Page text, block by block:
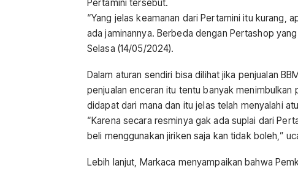
Pertamini tersebut.
“Yang jelas keamanan dari Pertamini itu kurang,
ada jaminannya. Berbeda dengan Pertashop
Selasa (14/05/2024).
Dalam aturan sendiri bisa dilihat jika penjualan
penjualan enceran itu tentu banyak
didapat dari mana dan itu jelas telah menyalahi
“Karena secara resminya gak ada suplai dari
beli menggunakan jiriken saja kan tidak boleh,”
Lebih lanjut, Markaca menyampaikan bahwa